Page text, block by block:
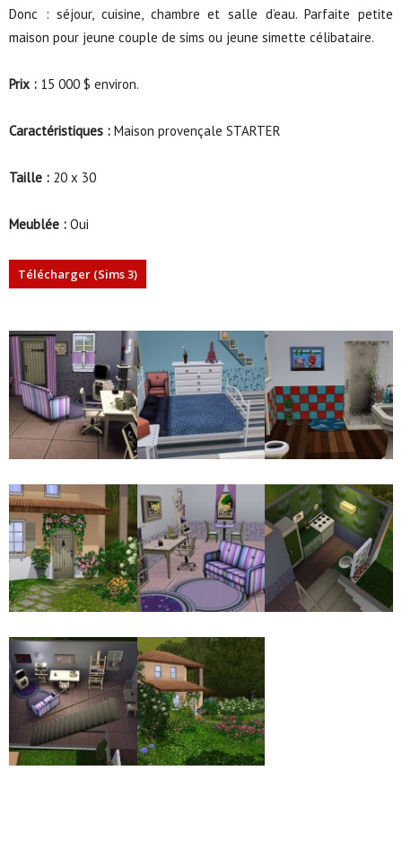
Donc : séjour, cuisine, chambre et salle d’eau. Parfaite petite
maison pour jeune couple de sims ou jeune simette célibataire.
Prix : 15 000 $ environ.
Caractéristiques : Maison provençale STARTER
Taille : 20 x 30
Meublée : Oui
Télécharger (Sims 3)